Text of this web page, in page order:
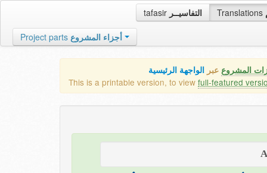
tafasir التفاسيــر Translations
Project parts أجزاء المشروع
المشروع عبر الواجهة الرئيسية
This is a printable version, to view full-featured